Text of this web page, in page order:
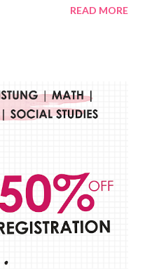
tentunya akan
atau cat minyak dengan
sapuan warna
mempesona dan tentunya
plakat, yaitu: Sapuan
menutupi seluruh bagian
READ MORE